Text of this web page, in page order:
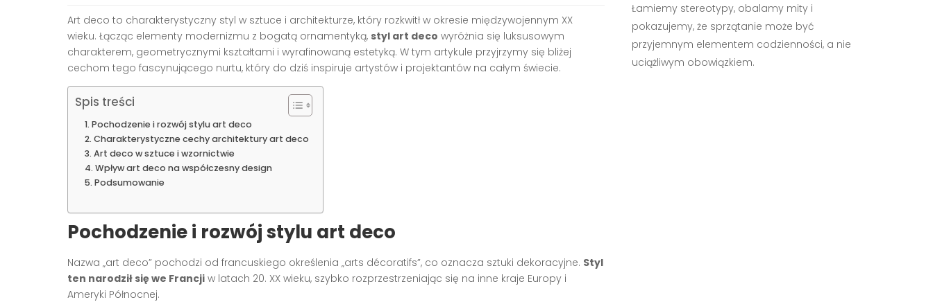
Art deco to charakterystyczny styl w sztuce i architekturze, który rozkwitł w okresie międzywojennym XX
wieku. Łącząc elementy modernizmu z bogatą ornamentyką, styl art deco wyróżnia się luksusowym
charakterem, geometrycznymi kształtami i wyrafinowaną estetyką. W tym artykule przyjrzymy się bliżej
cechom tego fascynującego nurtu, który do dziś inspiruje artystów i projektantów na całym świecie.
Spis treści
Pochodzenie i rozwój stylu art deco
Charakterystyczne cechy architektury art deco
Art deco w sztuce i wzornictwie
Wpływ art deco na współczesny design
Podsumowanie
Pochodzenie i rozwój stylu art deco
Nazwa „art deco” pochodzi od francuskiego określenia „arts décoratifs”, co oznacza sztuki dekoracyjne. Styl
ten narodził się we Francji w latach 20. XX wieku, szybko rozprzestrzeniając się na inne kraje Europy i
Ameryki Północnej.
Łamiemy stereotypy, obalamy mity i
pokazujemy, że sprzątanie może być
przyjemnym elementem codzienności, a nie
uciążliwym obowiązkiem.